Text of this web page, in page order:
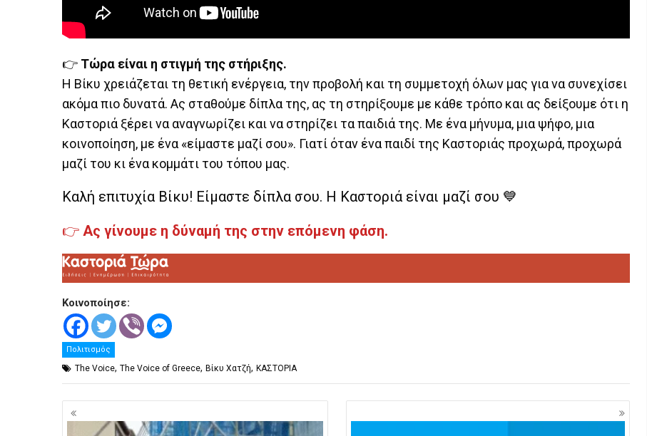
👉 Τώρα είναι η στιγμή της στήριξης.
Η Βίκυ χρειάζεται τη θετική ενέργεια, την προβολή και τη συμμετοχή όλων μας για να συνεχίσει
ακόμα πιο δυνατά. Ας σταθούμε δίπλα της, ας τη στηρίξουμε με κάθε τρόπο και ας δείξουμε ότι η
Καστοριά ξέρει να αναγνωρίζει και να στηρίζει τα παιδιά της. Με ένα μήνυμα, μια ψήφο, μια
κοινοποίηση, με ένα «είμαστε μαζί σου». Γιατί όταν ένα παιδί της Καστοριάς προχωρά, προχωρά
μαζί του κι ένα κομμάτι του τόπου μας.
Καλή επιτυχία Βίκυ! Είμαστε δίπλα σου. Η Καστοριά είναι μαζί σου 💙
👉 Ας γίνουμε η δύναμή της στην επόμενη φάση.
Κοινοποίησε:
Πολιτισμός
The Voice, The Voice of Greece, Βίκυ Χατζή, ΚΑΣΤΟΡΙΑ
Πλοήγηση
άρθρων